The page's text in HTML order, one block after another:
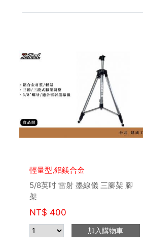
輕量型,鋁鎂合金
5/8英吋 雷射 墨線儀 三腳架 腳
架
NT$ 400
加入購物車